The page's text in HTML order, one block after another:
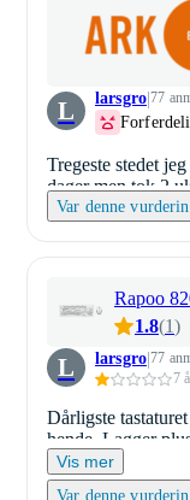
L larsgro 77
Tregeste stedet
dager men tok 2
Var denne
Rapoo
1.8(1)
L larsgro 77
7
Dårligste
hende. Lagger
dvale og tar lang
Vis mer
Var denne